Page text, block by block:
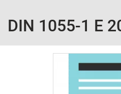
DIN 1055-1 E